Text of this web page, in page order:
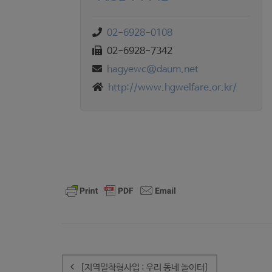
02-6928-0108
02-6928-7342
hagyewc@daum.net
http://www.hgwelfare.or.kr/
내
[지역밀착형사업 : 우리 동네 놀이터]